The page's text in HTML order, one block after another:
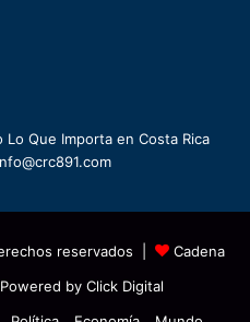
Que Importa en Costa Rica
reservados |
Cadena
Powered by Click Digital